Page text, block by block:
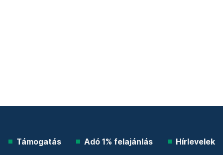
Támogatás Adó 1% felajánlás Hírlevelek